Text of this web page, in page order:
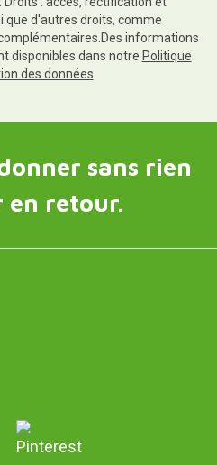
que d'autres droits, comme
informations
disponibles dans notre Politique
des données
sans rien
en retour.